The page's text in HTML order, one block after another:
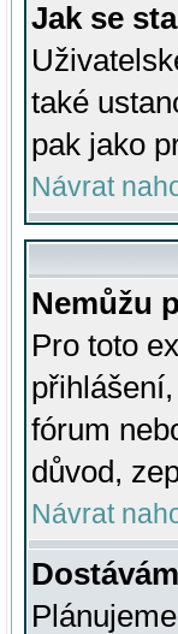
Jak se
také
pak jako
Návrat
Nemůžu
Pro toto
fórum
důvod,
Návrat